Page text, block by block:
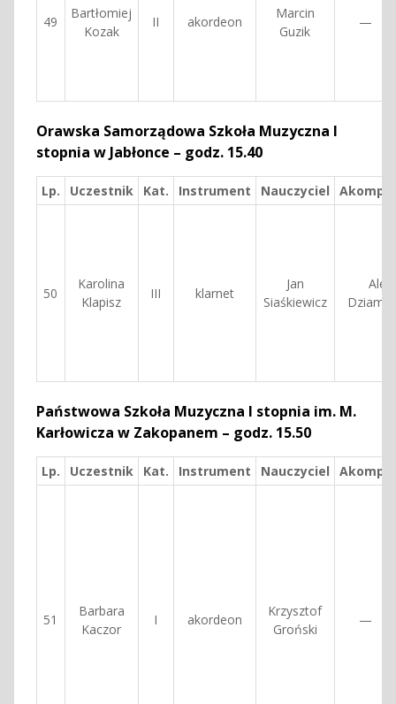
49
Bartłomiej
Kozak
II akordeon
Marcin
Guzik
—
Orawska Samorządowa Szkoła Muzyczna I
stopnia w Jabłonce – godz. 15.40
Lp. Uczestnik Kat. Instrument Nauczyciel
50
Karolina
Klapisz
III klarnet
Jan
Siaśkiewicz
Państwowa Szkoła Muzyczna I stopnia im. M.
Karłowicza w Zakopanem – godz. 15.50
Lp. Uczestnik Kat. Instrument Nauczyciel Akomp.
51
Barbara
Kaczor
I akordeon
Krzysztof
Groński
—